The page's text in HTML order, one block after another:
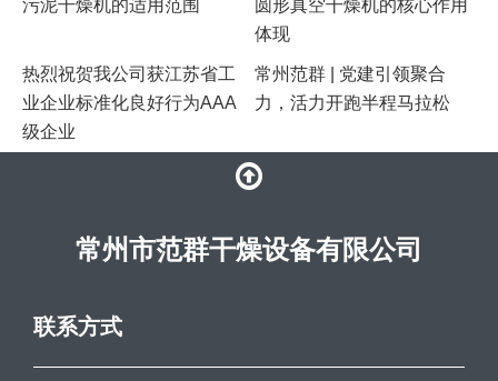
​污泥干燥机的适用范围
圆形真空干燥机的核心作用
体现
热烈祝贺我公司获江苏省工
业企业标准化良好行为AAA
级企业
常州范群 | 党建引领聚合
力，活力开跑半程马拉松
常州市范群干燥设备有限公司
联系方式